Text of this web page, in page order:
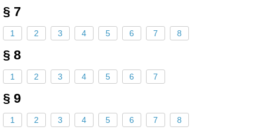
§ 7
1 2 3 4 5 6 7 8
§ 8
1 2 3 4 5 6 7
§ 9
1 2 3 4 5 6 7 8